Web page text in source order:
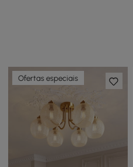
Ofertas especiais